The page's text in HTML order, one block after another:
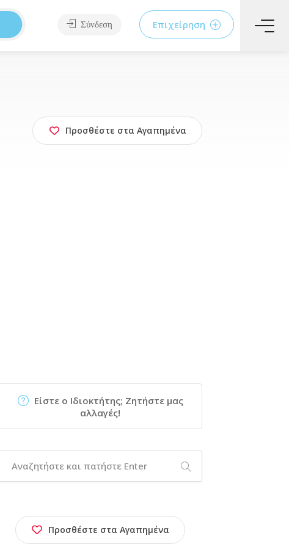
Σύνδεση Επιχείρηση
Προσθέστε στα Αγαπημένα
Είστε ο Ιδιοκτήτης; Ζητήστε μας
αλλαγές!
Προσθέστε στα Αγαπημένα